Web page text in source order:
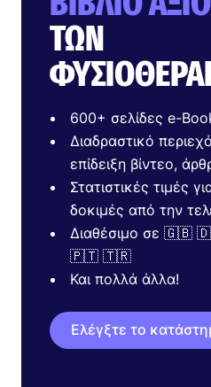
ΤΩΝ
600+ σελίδες e-
Διαδραστικό
επίδειξη βίντεο,
Στατιστικές τιμές
δοκιμές από την
Διαθέσιμο σε
🇵🇹 🇹🇷
Και πολλά άλλα!
Ελέγξτε το